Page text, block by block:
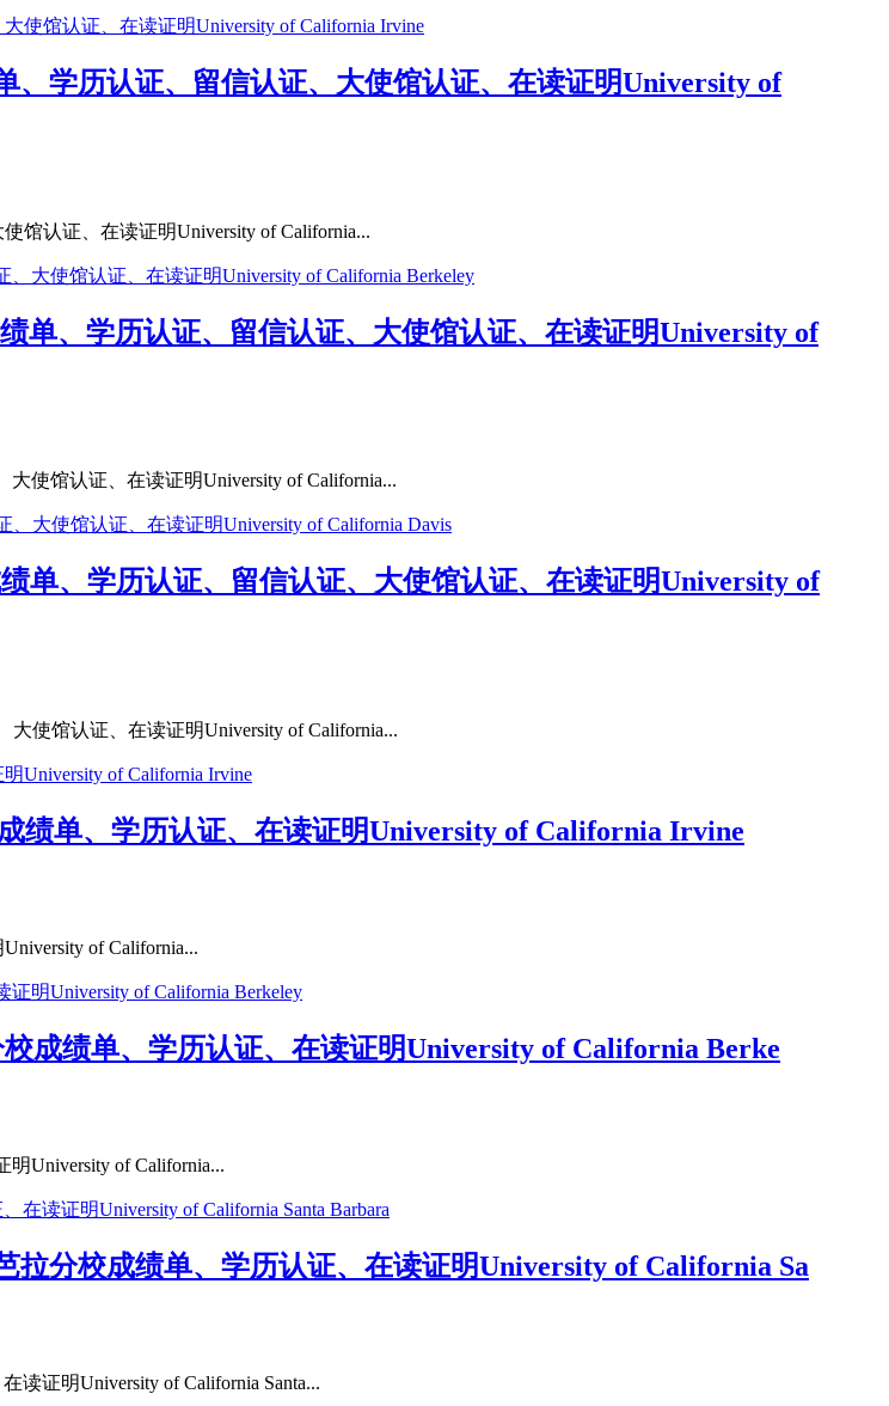
、学历认证、留信认证、大使馆认证、在读证明University of
馆认证、在读证明University of California...
单、学历认证、留信认证、大使馆认证、在读证明University of
使馆认证、在读证明University of California...
单、学历认证、留信认证、大使馆认证、在读证明University of
使馆认证、在读证明University of California...
绩单、学历认证、在读证明University of California Irvine
of California...
成绩单、学历认证、在读证明University of California Berke
University of California...
拉分校成绩单、学历认证、在读证明University of California Sa
读证明University of California Santa...